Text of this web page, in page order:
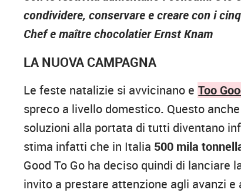
condividere, conservare e creare con i
Chef e maître chocolatier Ernst Knam
LA NUOVA CAMPAGNA
Le feste natalizie si avvicinano e Too
spreco a livello domestico. Questo
soluzioni alla portata di tutti diventano
stima infatti che in Italia 500 mila
Good To Go ha deciso quindi di lanciare
invito a prestare attenzione agli avanzi